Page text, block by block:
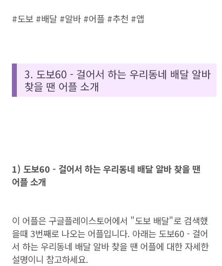
#도보 #배달 #알바 #어플 #추천 #앱
3. 도보60 - 걸어서 하는 우리동네 배달 알바
찾을 땐 어플 소개
1) 도보60 - 걸어서 하는 우리동네 배달 알바 찾을 땐
어플 소개
이 어플은 구글플레이스토어에서 "도보 배달"로 검색했
을때 3번째로 나오는 어플입니다. 아래는 도보60 - 걸어
서 하는 우리동네 배달 알바 찾을 땐 어플에 대한 자세한
설명이니 참고하세요.